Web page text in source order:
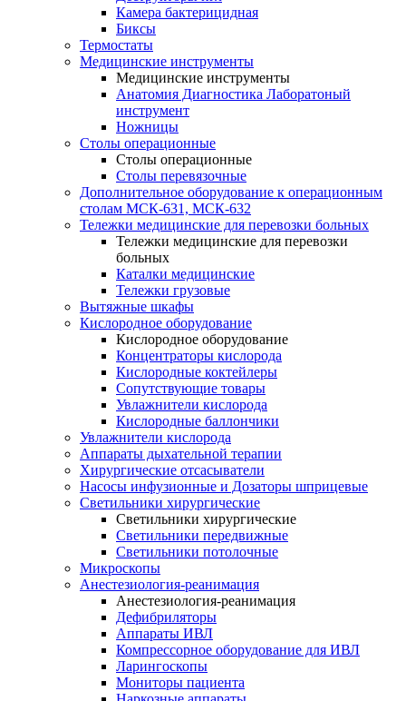
Камера бактерицидная
Биксы
Термостаты
Медицинские инструменты
Медицинские инструменты
Анатомия Диагностика Лаборатоный
инструмент
Ножницы
Столы операционные
Столы операционные
Столы перевязочные
Дополнительное оборудование к операционным
столам МСК-631, МСК-632
Тележки медицинские для перевозки больных
Тележки медицинские для перевозки
больных
Каталки медицинские
Тележки грузовые
Вытяжные шкафы
Кислородное оборудование
Кислородное оборудование
Концентраторы кислорода
Кислородные коктейлеры
Сопутствующие товары
Увлажнители кислорода
Кислородные баллончики
Увлажнители кислорода
Аппараты дыхательной терапии
Хирургические отсасыватели
Насосы инфузионные и Дозаторы шприцевые
Светильники хирургические
Светильники хирургические
Светильники передвижные
Светильники потолочные
Микроскопы
Анестезиология-реанимация
Анестезиология-реанимация
Дефибриляторы
Аппараты ИВЛ
Компрессорное оборудование для ИВЛ
Ларингоскопы
Мониторы пациента